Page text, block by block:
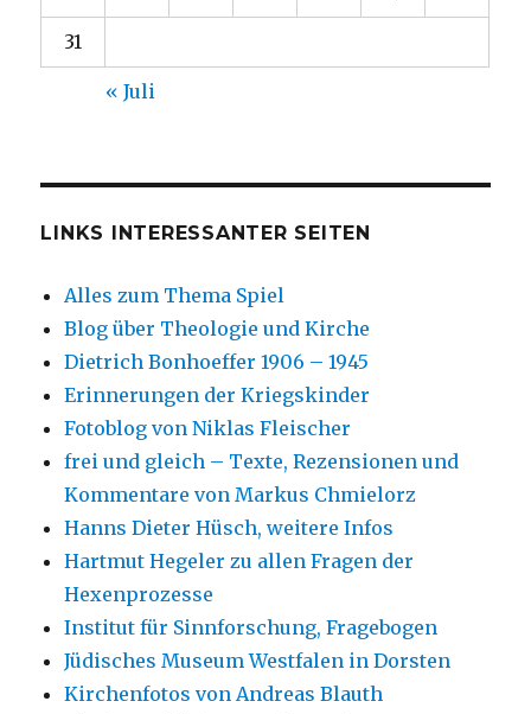
31
« Juli
LINKS INTERESSANTER SEITEN
Alles zum Thema Spiel
Blog über Theologie und Kirche
Dietrich Bonhoeffer 1906 – 1945
Erinnerungen der Kriegskinder
Fotoblog von Niklas Fleischer
frei und gleich – Texte, Rezensionen und
Kommentare von Markus Chmielorz
Hanns Dieter Hüsch, weitere Infos
Hartmut Hegeler zu allen Fragen der
Hexenprozesse
Institut für Sinnforschung, Fragebogen
Jüdisches Museum Westfalen in Dorsten
Kirchenfotos von Andreas Blauth